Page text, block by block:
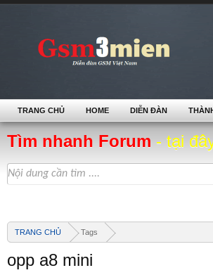
Tìm nhanh Forum - tại
TRANG CHỦ Tags
opp a8 mini
TRANG CHỦ HOME DIỄN ĐÀN